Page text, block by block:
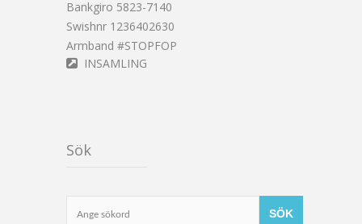
Bankgiro 5823-7140
Swishnr 1236402630
Armband #STOPFOP
INSAMLING
Sök